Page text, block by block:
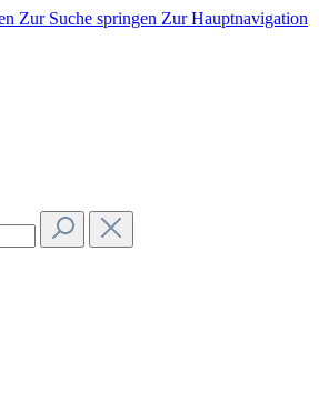
Zur Suche springen Zur Hauptnavigation